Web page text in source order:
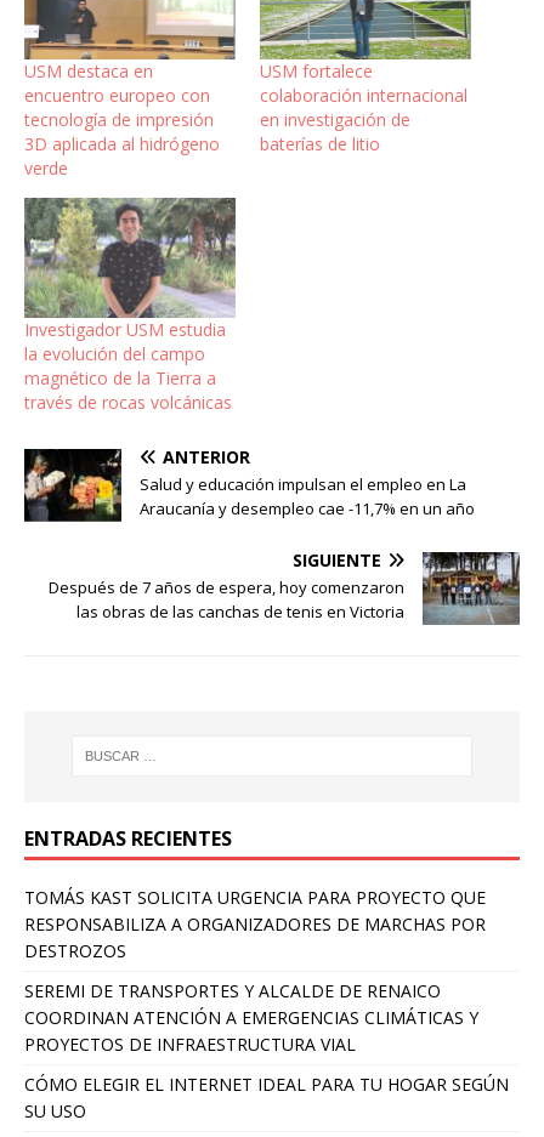
USM destaca en
encuentro europeo con
tecnología de impresión
3D aplicada al hidrógeno
verde
USM fortalece
colaboración internacional
en investigación de
baterías de litio
Investigador USM estudia
la evolución del campo
magnético de la Tierra a
través de rocas volcánicas
ANTERIOR
Salud y educación impulsan el empleo en La
Araucanía y desempleo cae -11,7% en un año
SIGUIENTE
Después de 7 años de espera, hoy comenzaron
las obras de las canchas de tenis en Victoria
ENTRADAS RECIENTES
TOMÁS KAST SOLICITA URGENCIA PARA PROYECTO QUE
RESPONSABILIZA A ORGANIZADORES DE MARCHAS POR
DESTROZOS
SEREMI DE TRANSPORTES Y ALCALDE DE RENAICO
COORDINAN ATENCIÓN A EMERGENCIAS CLIMÁTICAS Y
PROYECTOS DE INFRAESTRUCTURA VIAL
CÓMO ELEGIR EL INTERNET IDEAL PARA TU HOGAR SEGÚN
SU USO